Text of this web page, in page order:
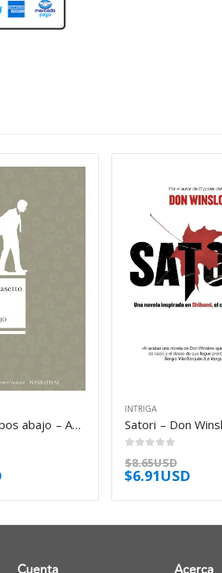
Hay unos tipos abajo – Antonio Dal Masetto
INTRIGA
Satori – Don
$8.65USD
$6.91USD